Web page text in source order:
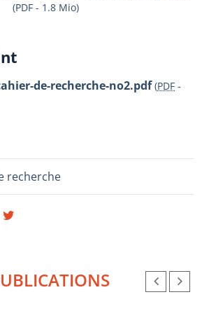
(PDF - 1.8 Mio)
de-recherche-no2.pdf (PDF -
recherche